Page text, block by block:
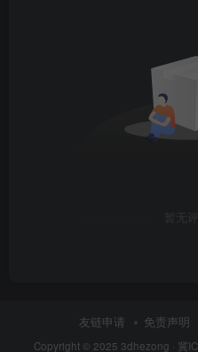
暂无
友链申请 免责声明
Copyright © 2025 3dhezong · 冀